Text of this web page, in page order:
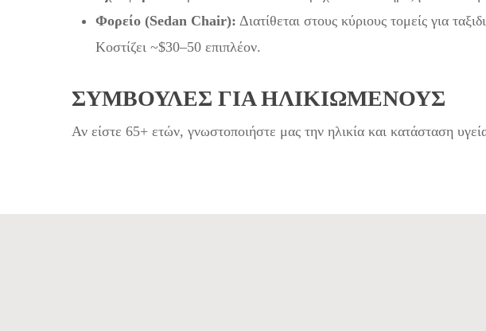
Φορείο (Sedan Chair): Διατίθεται στους κύριους τομείς για
Κοστίζει ~$30–50 επιπλέον.
ΣΥΜΒΟΥΛΈΣ ΓΙΑ ΗΛΙΚΙΩΜΈΝΟΥΣ
Αν είστε 65+ ετών, γνωστοποιήστε μας την ηλικία και κατάσταση